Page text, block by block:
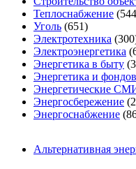
Теплоснабжение
Уголь (651)
Электротехника
Электроэнергетика
Энергетика в быту
Энергетика и
Энергетические
Энергосбережение
Энергоснабжение
Альтернативная